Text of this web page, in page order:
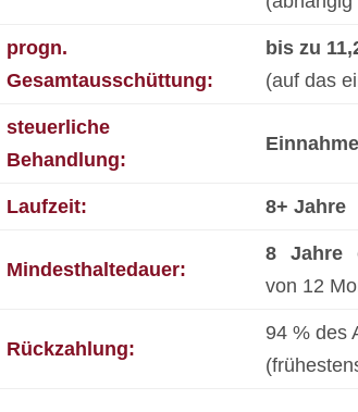
progn.
Gesamtausschüttung:
bis zu
(auf das
steuerliche
Behandlung:
Laufzeit: 8+ Jahre
Mindesthaltedauer:
8 Jahre
von 12
Rückzahlung:
94 % des